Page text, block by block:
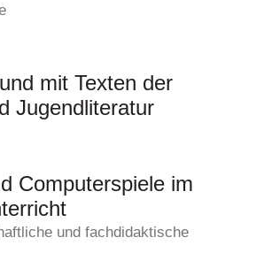
mit Texten der
Jugendliteratur
Computerspiele im
und fachdidaktische